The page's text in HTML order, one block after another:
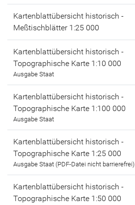
Kartenblattübersicht historisch -
Meßtischblätter 1:25 000
Kartenblattübersicht historisch -
Topographische Karte 1:10 000
Ausgabe Staat
Kartenblattübersicht historisch -
Topographische Karte 1:100 000
Ausgabe Staat
Kartenblattübersicht historisch -
Topographische Karte 1:25 000
Ausgabe Staat (PDF-Datei nicht barrierefrei)
Kartenblattübersicht historisch -
Topographische Karte 1:50 000